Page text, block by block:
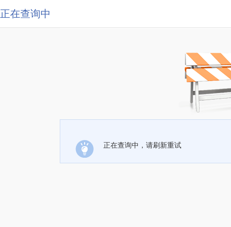
正在查询中
正在查询中，请刷新重试